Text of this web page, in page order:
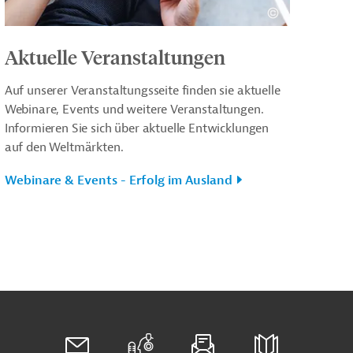
Aktuelle Veranstaltungen
Auf unserer Veranstaltungsseite finden sie aktuelle
Webinare, Events und weitere Veranstaltungen.
Informieren Sie sich über aktuelle Entwicklungen
auf den Weltmärkten.
Webinare & Events - Erfolg im Ausland